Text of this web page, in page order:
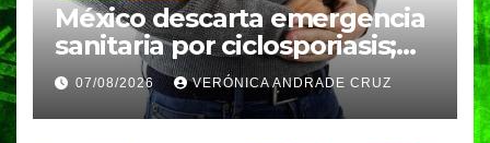
México descarta emergencia
sanitaria por ciclosporiasis;
reportan 33 casos en dos
meses
07/08/2026 VERÓNICA ANDRADE CRUZ